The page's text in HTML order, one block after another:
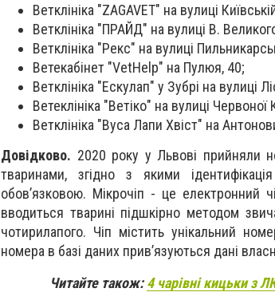
Ветклініка "ZAGAVET" на вулиці
Ветклініка "ПРАЙД" на вулиці В.
Ветклініка "Рекс" на вулиці
Ветекабінет "VetHelp" на Пулюя, 40;
Ветклініка "Ескулап" у Зубрі на вулиці
Ветеклініка "Ветіко" на вулиці Червоної
Ветклініка "Вуса Лапи Хвіст" на
Довідково. 2020 року у Львові прийняли
тваринами, згідно з якими
обов’язковою. Мікрочіп - це
вводиться тварині підшкірно методом
чотирилапого. Чіп містить унікальний
номера в базі даних прив’язуються дані
Читайте також:4 чарівні кицьки з